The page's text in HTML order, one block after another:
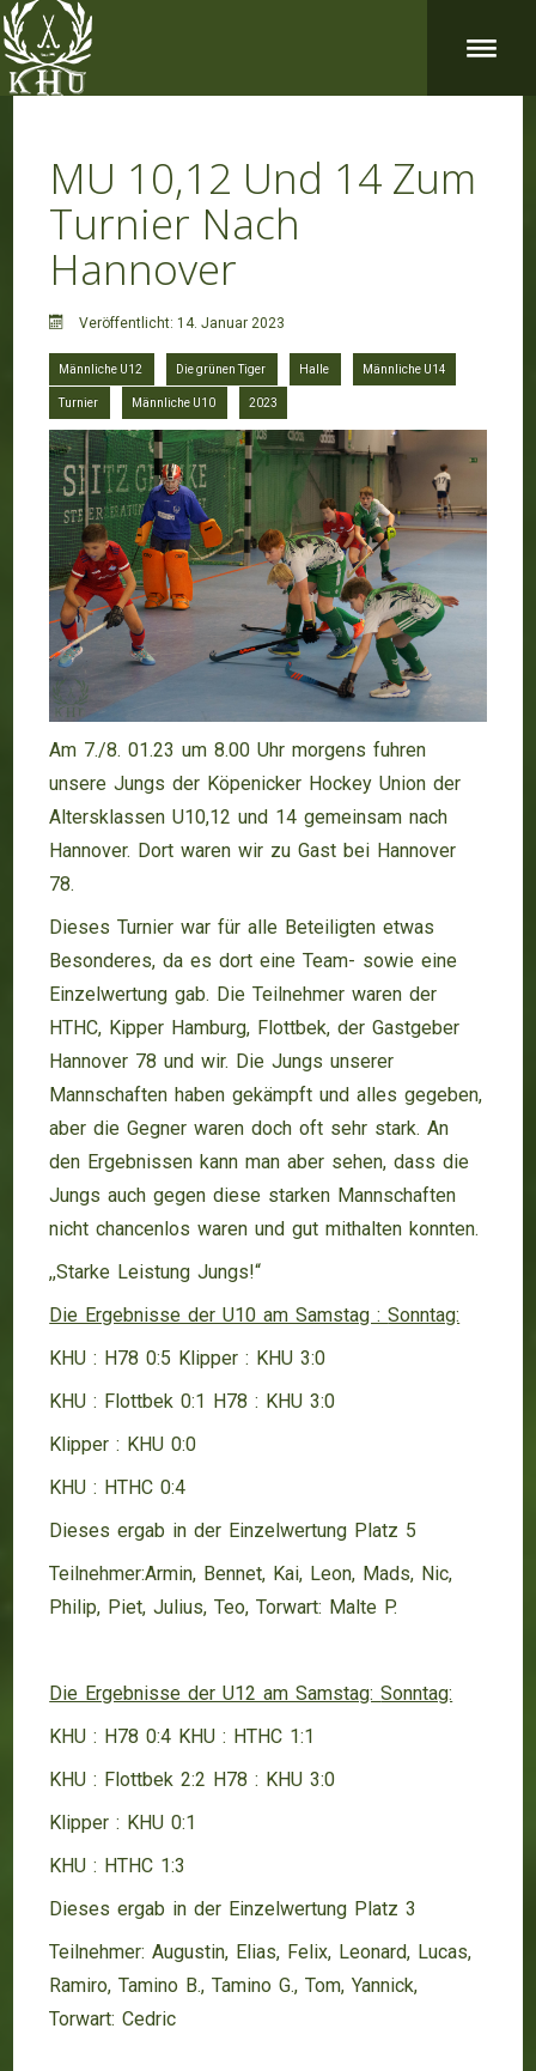
MU 10,12 Und 14 Zum
Turnier Nach
Hannover
Veröffentlicht: 14. Januar 2023
Männliche U12 Die grünen Tiger Halle Männliche U14
Turnier Männliche U10 2023
Am 7./8. 01.23 um 8.00 Uhr morgens fuhren
unsere Jungs der Köpenicker Hockey Union der
Altersklassen U10,12 und 14 gemeinsam nach
Hannover. Dort waren wir zu Gast bei Hannover
78.
Dieses Turnier war für alle Beteiligten etwas
Besonderes, da es dort eine Team- sowie eine
Einzelwertung gab. Die Teilnehmer waren der
HTHC, Kipper Hamburg, Flottbek, der Gastgeber
Hannover 78 und wir. Die Jungs unserer
Mannschaften haben gekämpft und alles gegeben,
aber die Gegner waren doch oft sehr stark. An
den Ergebnissen kann man aber sehen, dass die
Jungs auch gegen diese starken Mannschaften
nicht chancenlos waren und gut mithalten konnten.
,,Starke Leistung Jungs!“
Die Ergebnisse der U10 am Samstag :Sonntag:
KHU : H78 0:5 Klipper : KHU 3:0
KHU : Flottbek 0:1 H78 : KHU 3:0
Klipper : KHU 0:0
KHU : HTHC 0:4
Dieses ergab in der Einzelwertung Platz 5
Teilnehmer:Armin, Bennet, Kai, Leon, Mads, Nic,
Philip, Piet, Julius, Teo, Torwart: Malte P.
Die Ergebnisse der U12 am Samstag:Sonntag:
KHU : H78 0:4 KHU : HTHC 1:1
KHU : Flottbek 2:2 H78 : KHU 3:0
Klipper : KHU 0:1
KHU : HTHC 1:3
Dieses ergab in der Einzelwertung Platz 3
Teilnehmer: Augustin, Elias, Felix, Leonard, Lucas,
Ramiro, Tamino B., Tamino G., Tom, Yannick,
Torwart: Cedric